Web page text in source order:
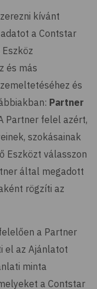
kívánt
a Contstar
és más
és
Partner
Partner felel azért,
szokásainak
Eszközt válasszon
által megadott
rögzíti az
a Partner
el az Ajánlatot
minta
a Contstar